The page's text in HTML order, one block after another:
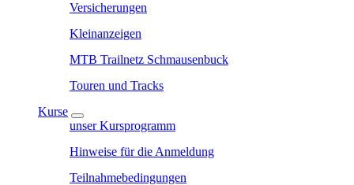
Versicherungen
Kleinanzeigen
MTB Trailnetz Schmausenbuck
Touren und Tracks
Kurse
unser Kursprogramm
Hinweise für die Anmeldung
Teilnahmebedingungen